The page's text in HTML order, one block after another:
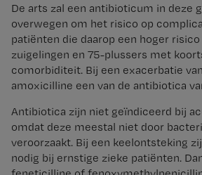
De arts zal een antibioticum in deze
overwegen om het risico op
patiënten die daarop een hoger risico
zuigelingen en 75-plussers met
comorbiditeit. Bij een exacerbatie van
amoxicilline een van de antibiotica
Antibiotica zijn niet geïndiceerd bij
omdat deze meestal niet door
veroorzaakt. Bij een keelontsteking
nodig bij ernstige zieke patiënten.